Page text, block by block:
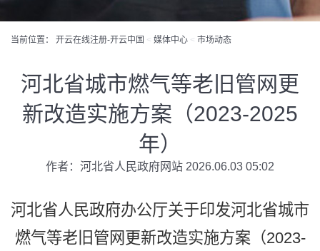
当前位置： 开云在线注册-开云中国 < 媒体中心 < 市场动态
河北省城市燃气等老旧管网更
新改造实施方案（2023-2025
年）
作者：河北省人民政府网站 2026.06.03 05:02
河北省人民政府办公厅关于印发河北省城市
燃气等老旧管网更新改造实施方案（2023-